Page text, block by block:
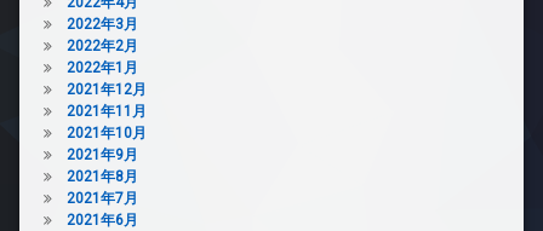
2022年3月
2022年2月
2022年1月
2021年12月
2021年11月
2021年10月
2021年9月
2021年8月
2021年7月
2021年6月